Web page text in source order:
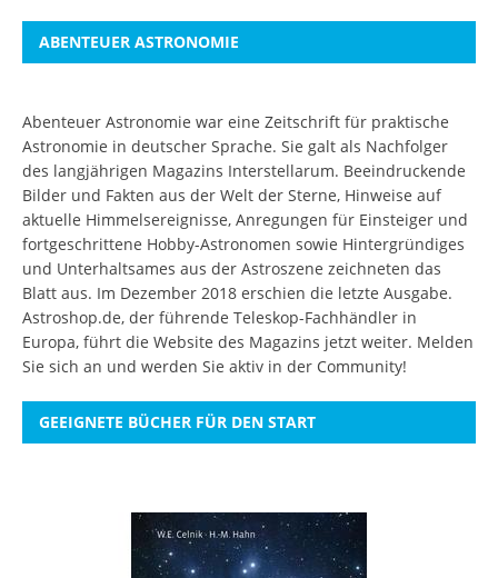
ABENTEUER ASTRONOMIE
Abenteuer Astronomie war eine Zeitschrift für praktische
Astronomie in deutscher Sprache. Sie galt als Nachfolger
des langjährigen Magazins Interstellarum. Beeindruckende
Bilder und Fakten aus der Welt der Sterne, Hinweise auf
aktuelle Himmelsereignisse, Anregungen für Einsteiger und
fortgeschrittene Hobby-Astronomen sowie Hintergründiges
und Unterhaltsames aus der Astroszene zeichneten das
Blatt aus. Im Dezember 2018 erschien die letzte Ausgabe.
Astroshop.de, der führende Teleskop-Fachhändler in
Europa, führt die Website des Magazins jetzt weiter. Melden
Sie sich an und werden Sie aktiv in der Community!
GEEIGNETE BÜCHER FÜR DEN START